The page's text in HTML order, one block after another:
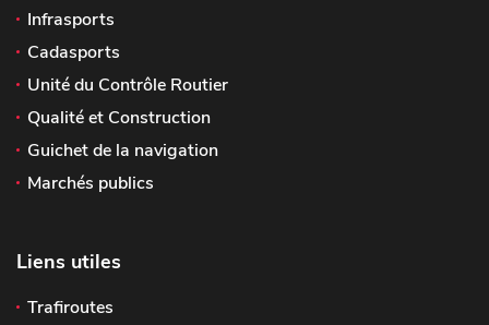
Infrasports
Cadasports
Unité du Contrôle Routier
Qualité et Construction
Guichet de la navigation
Marchés publics
Liens utiles
Trafiroutes